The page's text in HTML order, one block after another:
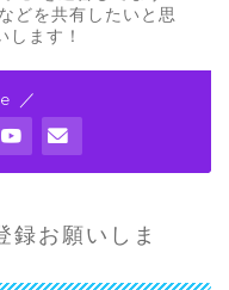
どを共有したいと思
します！
／
録お願いしま